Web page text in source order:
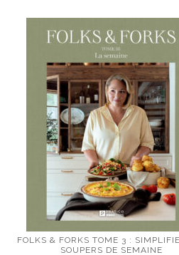
FOLKS & FORKS TOME 3 :
SOUPERS DE SEMAINE